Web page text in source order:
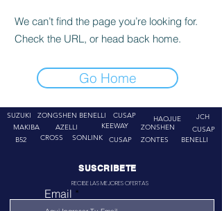
We can’t find the page you’re looking for.
Check the URL, or head back home.
Go Home
SUZUKI
ZONGSHEN
MAKIBA
AZELLI
BENELLI
CUSAP
KEEWAY
B52
CROSS SONLINK CUSAP
HAOJUE
JCH
ZONSHEN
ZONTES
CUSAP
BENELLI
SUSCRIBETE
RECIBE LAS MEJORES OFERTAS
Email